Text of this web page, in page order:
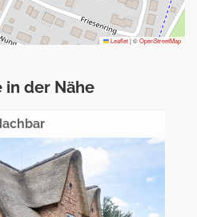
Leaflet|©OpenStreetMap
in der Nähe
ca. 79m entfernt